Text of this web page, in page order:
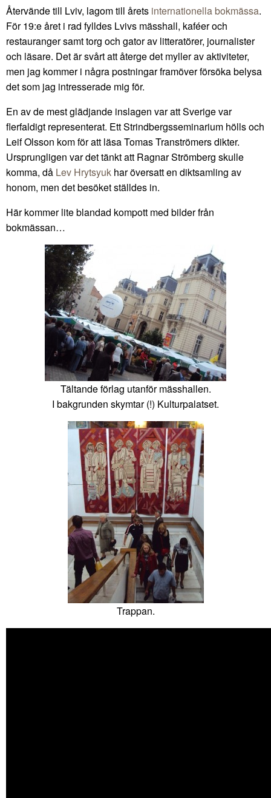
Återvände till Lviv, lagom till årets internationella bokmässa.
För 19:e året i rad fylldes Lvivs mässhall, kaféer och
restauranger samt torg och gator av litteratörer, journalister
och läsare. Det är svårt att återge det myller av aktiviteter,
men jag kommer i några postningar framöver försöka belysa
det som jag intresserade mig för.
En av de mest glädjande inslagen var att Sverige var
flerfaldigt representerat. Ett Strindbergsseminarium hölls och
Leif Olsson kom för att läsa Tomas Tranströmers dikter.
Ursprungligen var det tänkt att Ragnar Strömberg skulle
komma, då Lev Hrytsyuk har översatt en diktsamling av
honom, men det besöket ställdes in.
Här kommer lite blandad kompott med bilder från
bokmässan…
Tältande förlag utanför mässhallen.
I bakgrunden skymtar (!) Kulturpalatset.
Trappan.